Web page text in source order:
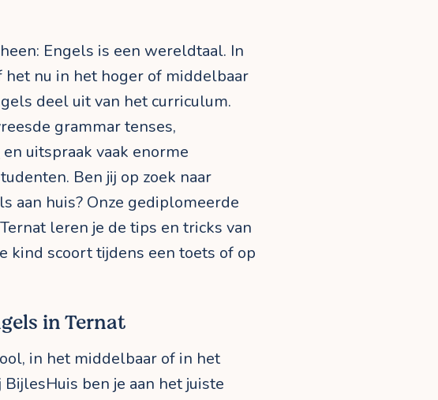
Engels is een wereldtaal. In
nu in het hoger of middelbaar
deel uit van het curriculum.
grammar tenses,
en uitspraak vaak enorme
Ben jij op zoek naar
aan huis? Onze gediplomeerde
leren je de tips en tricks van
kind scoort tijdens een toets of op
in Ternat
in het middelbaar of in het
ben je aan het juiste